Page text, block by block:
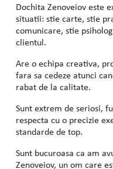
Dochita Zenoveiov este
situatii: stie carte, stie
comunicare, stie
clientul.
Are o echipa creativa,
fara sa cedeze atunci
rabat de la calitate.
Sunt extrem de seriosi,
respecta cu o precizie
standarde de top.
Sunt bucuroasa ca am
Zenoveiov, un om care